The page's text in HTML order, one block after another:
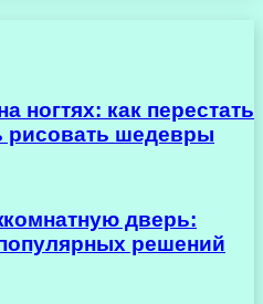
ногтях: как перестать
рисовать шедевры
дверь:
решений